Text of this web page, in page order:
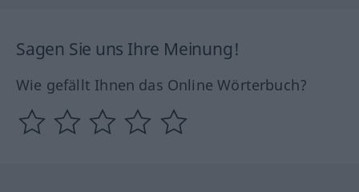
Sagen Sie uns Ihre Meinung!
Wie gefällt Ihnen das Online Wörterbuch?